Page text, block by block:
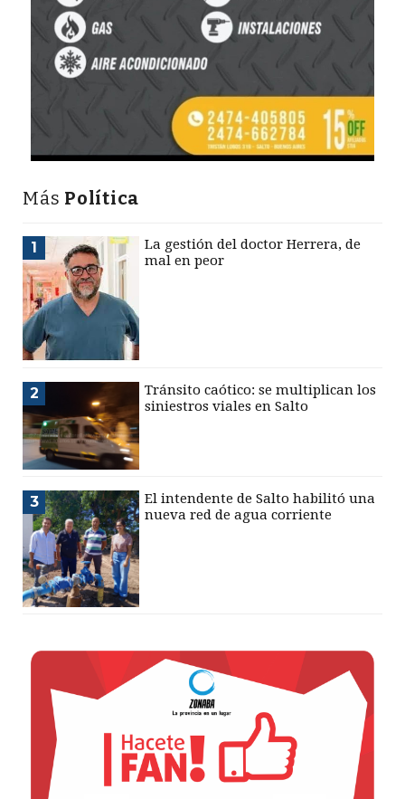
Más Política
1
La gestión del doctor Herrera, de
mal en peor
2
Tránsito caótico: se multiplican los
siniestros viales en Salto
3
El intendente de Salto habilitó una
nueva red de agua corriente